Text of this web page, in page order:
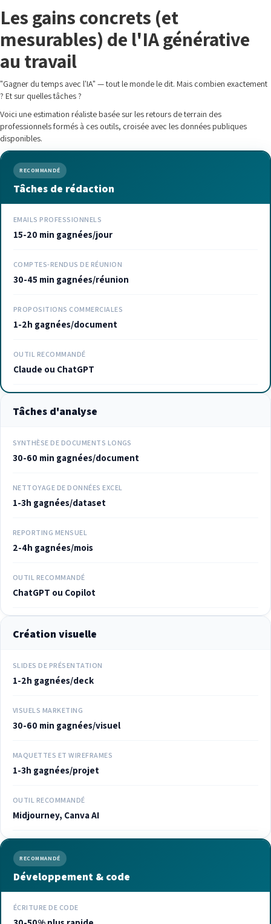
Les gains concrets (et
mesurables) de l'IA générative
au travail
"Gagner du temps avec l'IA" — tout le monde le dit. Mais combien exactement
? Et sur quelles tâches ?
Voici une estimation réaliste basée sur les retours de terrain des
professionnels formés à ces outils, croisée avec les données publiques
disponibles.
RECOMMANDÉ
Tâches de rédaction
EMAILS PROFESSIONNELS
15-20 min gagnées/jour
COMPTES-RENDUS DE RÉUNION
30-45 min gagnées/réunion
PROPOSITIONS COMMERCIALES
1-2h gagnées/document
OUTIL RECOMMANDÉ
Claude ou ChatGPT
Tâches d'analyse
SYNTHÈSE DE DOCUMENTS LONGS
30-60 min gagnées/document
NETTOYAGE DE DONNÉES EXCEL
1-3h gagnées/dataset
REPORTING MENSUEL
2-4h gagnées/mois
OUTIL RECOMMANDÉ
ChatGPT ou Copilot
Création visuelle
SLIDES DE PRÉSENTATION
1-2h gagnées/deck
VISUELS MARKETING
30-60 min gagnées/visuel
MAQUETTES ET WIREFRAMES
1-3h gagnées/projet
OUTIL RECOMMANDÉ
Midjourney, Canva AI
RECOMMANDÉ
Développement & code
ÉCRITURE DE CODE